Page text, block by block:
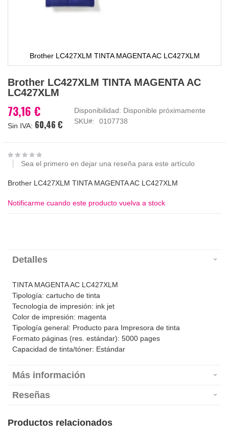
Brother LC427XLM TINTA MAGENTA AC LC427XLM
al
comienzo
la
galería
Brother LC427XLM TINTA MAGENTA AC
LC427XLM
73,16 €
60,46 €
Disponibilidad: Disponible próximamente
SKU
0107738
Sea el primero en dejar una reseña para este artículo
Brother LC427XLM TINTA MAGENTA AC LC427XLM
Notificarme cuando este producto vuelva a stock
Detalles
TINTA MAGENTA AC LC427XLM
Tipología: cartucho de tinta
Tecnología de impresión: ink jet
Color de impresión: magenta
Tipología general: Producto para Impresora de tinta
Formato páginas (res. estándar): 5000 pages
Capacidad de tinta/tóner: Estándar
Más información
Reseñas
Productos relacionados